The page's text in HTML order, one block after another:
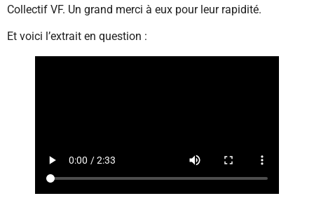
Collectif VF. Un grand merci à eux pour leur rapidité.
Et voici l’extrait en question :